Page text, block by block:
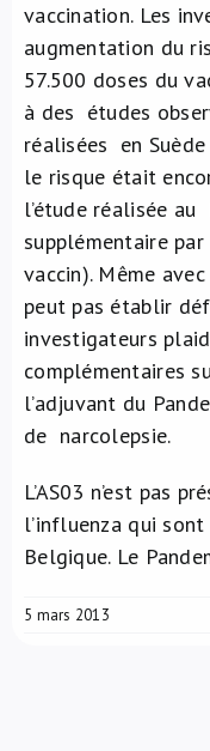
vaccination. Les
augmentation du
57.500 doses du
à des études
réalisées en
le risque était
l’étude réalisée au
supplémentaire
vaccin). Même
peut pas établir
investigateurs
complémentaires
l’adjuvant du
de narcolepsie.
L’AS03 n’est pas
l’influenza qui
Belgique. Le
5 mars 2013